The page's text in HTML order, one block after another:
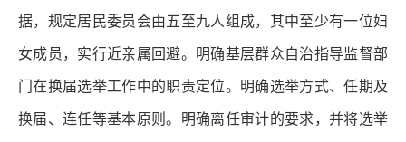
据，规定居民委员会由五至九人组成，其中至少有一位妇
女成员，实行近亲属回避。明确基层群众自治指导监督部
门在换届选举工作中的职责定位。明确选举方式、任期及
换届、连任等基本原则。明确离任审计的要求，并将选举